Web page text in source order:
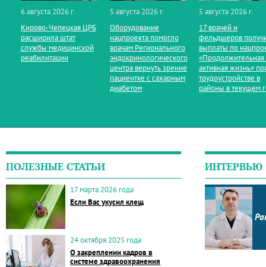
6 августа 2026 г.
Кирово‑Чепецкая ЦРБ
расширила штат
службы медицинской
реабилитации
5 августа 2026 г.
Оборудование
нацпроекта помогло
врачам Регионального
эндокринологического
центра вернуть зрение
пациентке с сахарным
диабетом
5 августа 2026 г.
17 врачей и
фельдшеров
выплаты по
«Продолжительная
активная жизнь»
трудоустройстве в
районы в текущем
ПОЛЕЗНЫЕ СТАТЬИ
17 марта 2026 года
Если Вас укусил клещ
24 октября 2025 года
О закреплении кадров в
системе здравоохранения
ИНТЕРВЬЮ